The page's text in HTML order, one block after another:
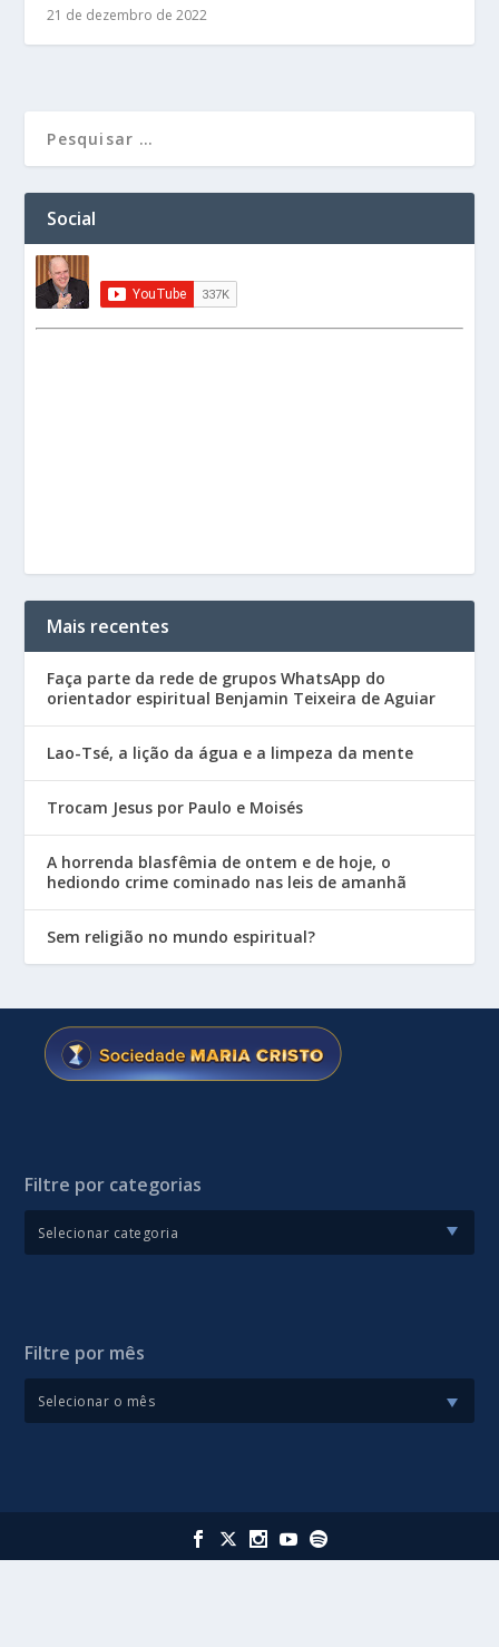
21 de dezembro de 2022
Social
Mais recentes
Faça parte da rede de grupos WhatsApp do
orientador espiritual Benjamin Teixeira de Aguiar
Lao-Tsé, a lição da água e a limpeza da mente
Trocam Jesus por Paulo e Moisés
A horrenda blasfêmia de ontem e de hoje, o
hediondo crime cominado nas leis de amanhã
Sem religião no mundo espiritual?
Filtre por categorias
Filtre por mês